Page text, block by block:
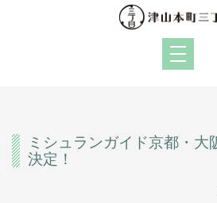
ミシュランガイド京都・大
決定！